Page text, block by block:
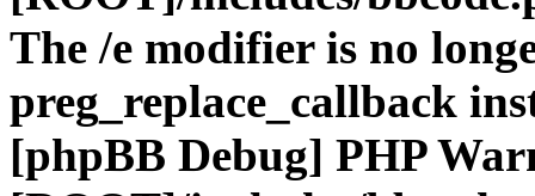
The /e modifier is no
preg_replace_callback
[phpBB Debug] PHP